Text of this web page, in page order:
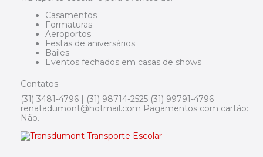
Casamentos
Formaturas
Aeroportos
Festas de aniversários
Bailes
Eventos fechados em casas de shows
Contatos
(31) 3481-4796 | (31) 98714-2525 (31) 99791-4796
renatadumont@hotmail.com Pagamentos com cartão:
Não.